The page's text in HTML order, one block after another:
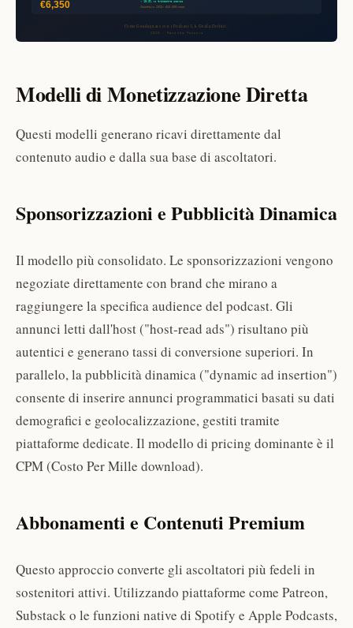
Modelli di Monetizzazione Diretta
Questi modelli generano ricavi direttamente dal
contenuto audio e dalla sua base di ascoltatori.
Sponsorizzazioni e Pubblicità Dinamica
Il modello più consolidato. Le sponsorizzazioni vengono
negoziate direttamente con brand che mirano a
raggiungere la specifica audience del podcast. Gli
annunci letti dall'host ("host-read ads") risultano più
autentici e generano tassi di conversione superiori. In
parallelo, la pubblicità dinamica ("dynamic ad insertion")
consente di inserire annunci programmatici basati su dati
demografici e geolocalizzazione, gestiti tramite
piattaforme dedicate. Il modello di pricing dominante è il
CPM (Costo Per Mille download).
Abbonamenti e Contenuti Premium
Questo approccio converte gli ascoltatori più fedeli in
sostenitori attivi. Utilizzando piattaforme come Patreon,
Substack o le funzioni native di Spotify e Apple Podcasts,